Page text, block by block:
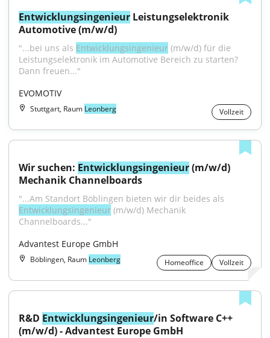
Entwicklungsingenieur Leistungselektronik
Automotive (m/w/d)
"...bei uns als Entwicklungsingenieur (m/w/d) für die
Leistungselektronik im Automotive Bereich zu starten?
Dann freuen..."
EVOMOTIV
Stuttgart, Raum Leonberg Vollzeit
Wir suchen: Entwicklungsingenieur (m/w/d)
Mechanik Channelboards
Entwicklungsingenieur (m/w/d) Mechanik
Channelboards..."
Advantest Europe GmbH
Böblingen, Raum Leonberg Homeoffice Vollzeit
R&D Entwicklungsingenieur/in Software C++
(m/w/d) - Advantest Europe GmbH